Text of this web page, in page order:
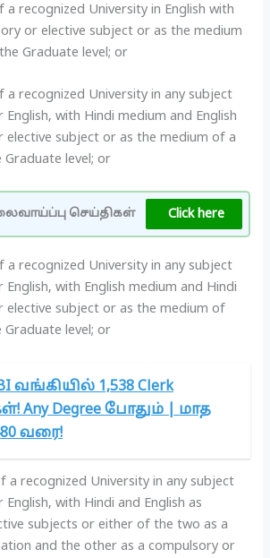
a recognized University in English with
or elective subject or as the medium
Graduate level; or
a recognized University in any subject
with Hindi medium and English
elective subject or as the medium of a
level; or
செய்திகள் Click here
a recognized University in any subject
with English medium and Hindi
elective subject or as the medium of
level; or
வங்கியில் 1,538 Clerk
Any Degree போதும் | மாத
வரை!
a recognized University in any subject
with Hindi and English as
subjects or either of the two as a
and the other as a compulsory or